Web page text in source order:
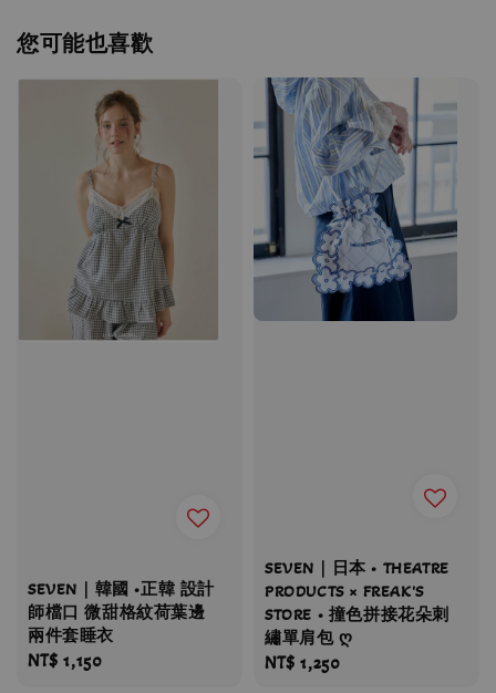
您可能也喜歡
SEVEN｜韓國 •正韓 設計
師檔口 微甜格紋荷葉邊
兩件套睡衣
Regular
NT$ 1,150
SEVEN｜日本 • THEATRE
PRODUCTS × FREAK'S
STORE • 撞色拼接花朵刺
繡單肩包 ღ
Regular
NT$ 1,250